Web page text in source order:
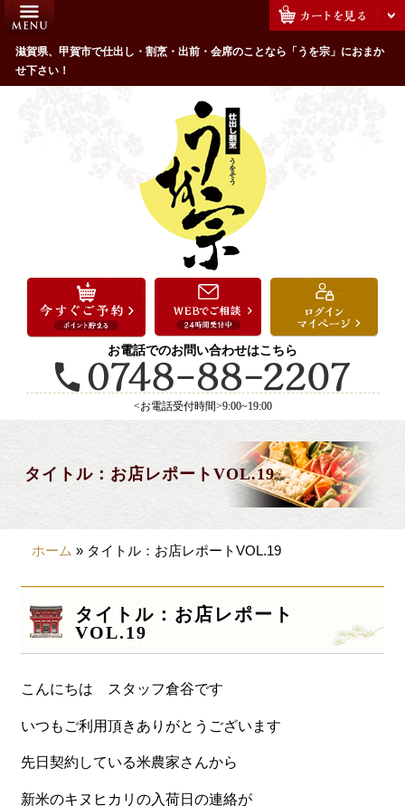
滋賀県、甲賀市で仕出し・割烹・出前・会席のことなら「うを宗」におまか
せ下さい！
お電話でのお問い合わせはこちら
<お電話受付時間>9:00~19:00
タイトル：お店レポートVOL.19
HOME
うを宗のこだわり
配達エリア・注文方法
お祝い・ハレの日
法事・法要
接待・おもてなし
会議・セミナー弁当
製薬会社様向け
観光・行楽
価格から選ぶ
~999円
ホーム » タイトル：お店レポートVOL.19
タイトル：お店レポート
VOL.19
こんにちは スタッフ倉谷です
いつもご利用頂きありがとうございます
先日契約している米農家さんから
新米のキヌヒカリの入荷日の連絡が